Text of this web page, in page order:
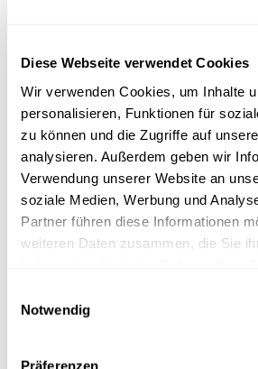
Diese Webseite verwendet Cookies
Wir verwenden Cookies, um Inhalte
personalisieren, Funktionen für
zu können und die Zugriffe auf
analysieren. Außerdem geben wir
Verwendung unserer Website an
soziale Medien, Werbung und
Partner führen diese Informationen
weiteren Daten zusammen, die Sie
Notwendig
Präferenzen